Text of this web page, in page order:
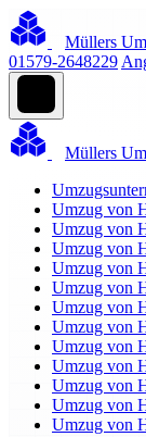
Müllers
01579-2648229
Müllers
Umzug von
Umzug von
Umzug von
Umzug von
Umzug von
Umzug von
Umzug von
Umzug von
Umzug von
Umzug von
Umzug von
Umzug von